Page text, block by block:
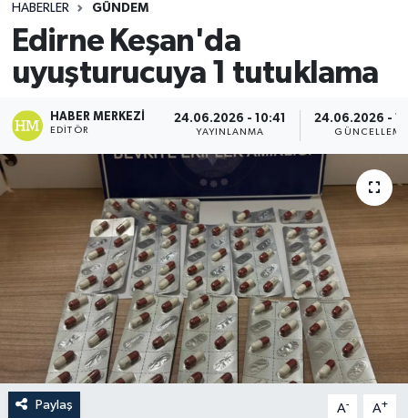
HABERLER GÜNDEM
Edirne Keşan'da
uyuşturucuya 1 tutuklama
HABER MERKEZI
EDITÖR
24.06.2026 - 10:41
YAYINLANMA
24.06.2026 -
GÜNCELLEME
Paylaş A- A+
YAŞAM
Son Dakika Haberleri
Haber Arşivi